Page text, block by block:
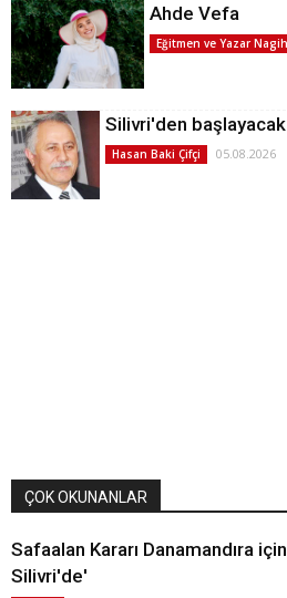
Ahde Vefa
Eğitmen ve Yazar
Silivri'den
Hasan Baki Çifçi 05.08.2026
ÇOK OKUNANLAR
Safaalan Kararı Danamandıra
Silivri'de'